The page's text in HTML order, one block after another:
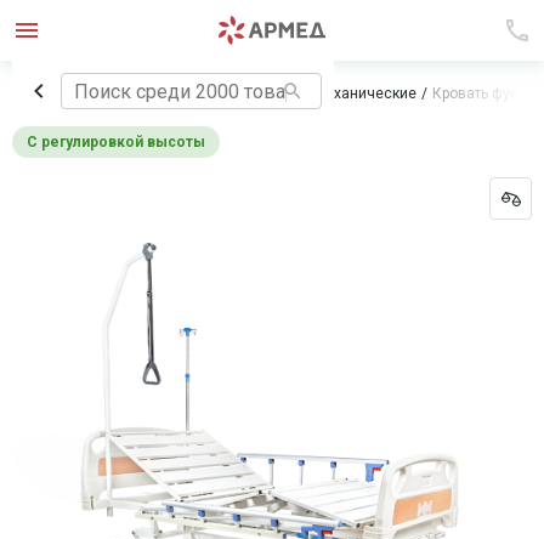
Главная Медицинская мебель Кровати механические Кровать
С регулировкой высоты